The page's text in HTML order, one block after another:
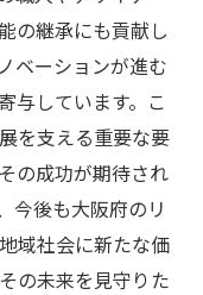
住まいの未来
の住宅スタイ
生み出す居住空
阪のリノベー
の継承にも貢献し
ベーションが進む
与しています。こ
を支える重要な要
の成功が期待され
今後も大阪府のリ
域社会に新たな価
の未来を見守りた